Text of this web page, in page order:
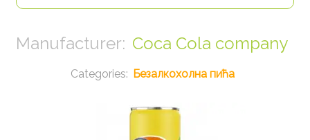
Coca Cola company
Безалкохолна пића